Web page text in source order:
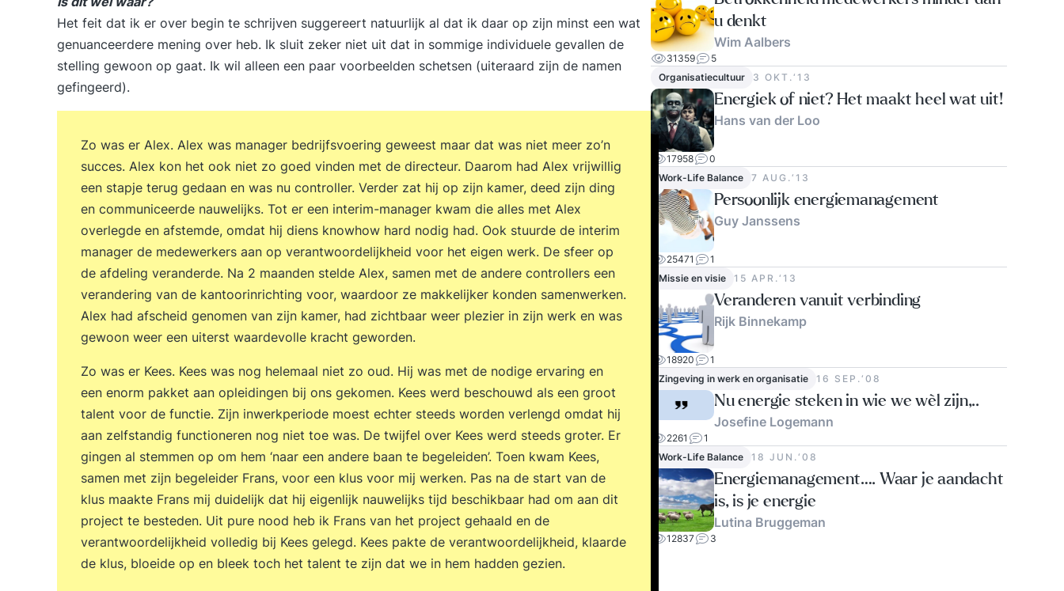
Het feit dat ik er over begin te schrijven suggereert natuurlijk al dat ik daar op zijn minst een wat
genuanceerdere mening over heb. Ik sluit zeker niet uit dat in sommige individuele gevallen de
stelling gewoon op gaat. Ik wil alleen een paar voorbeelden schetsen (uiteraard zijn de namen
gefingeerd).
Zo was er Alex. Alex was manager bedrijfsvoering geweest maar dat was niet meer zo’n
succes. Alex kon het ook niet zo goed vinden met de directeur. Daarom had Alex vrijwillig
een stapje terug gedaan en was nu controller. Verder zat hij op zijn kamer, deed zijn ding
en communiceerde nauwelijks. Tot er een interim-manager kwam die alles met Alex
overlegde en afstemde, omdat hij diens knowhow hard nodig had. Ook stuurde de interim
manager de medewerkers aan op verantwoordelijkheid voor het eigen werk. De sfeer op
de afdeling veranderde. Na 2 maanden stelde Alex, samen met de andere controllers een
verandering van de kantoorinrichting voor, waardoor ze makkelijker konden samenwerken.
Alex had afscheid genomen van zijn kamer, had zichtbaar weer plezier in zijn werk en was
gewoon weer een uiterst waardevolle kracht geworden.
Zo was er Kees. Kees was nog helemaal niet zo oud. Hij was met de nodige ervaring en
een enorm pakket aan opleidingen bij ons gekomen. Kees werd beschouwd als een groot
talent voor de functie. Zijn inwerkperiode moest echter steeds worden verlengd omdat hij
aan zelfstandig functioneren nog niet toe was. De twijfel over Kees werd steeds groter. Er
gingen al stemmen op om hem ‘naar een andere baan te begeleiden’. Toen kwam Kees,
samen met zijn begeleider Frans, voor een klus voor mij werken. Pas na de start van de
klus maakte Frans mij duidelijk dat hij eigenlijk nauwelijks tijd beschikbaar had om aan dit
project te besteden. Uit pure nood heb ik Frans van het project gehaald en de
verantwoordelijkheid volledig bij Kees gelegd. Kees pakte de verantwoordelijkheid, klaarde
de klus, bloeide op en bleek toch het talent te zijn dat we in hem hadden gezien.
u denkt
Wim Aalbers
31359
5
Organisatiecultuur
3 OKT.‘13
Energiek of niet? Het maakt heel wat uit!
Hans van der Loo
17958
0
Work-Life Balance
7 AUG.‘13
Persoonlijk energiemanagement
Guy Janssens
25471
1
Missie en visie
15 APR.‘13
Veranderen vanuit verbinding
Rijk Binnekamp
18920
1
Zingeving in werk en organisatie
16 SEP.‘08
Nu energie steken in wie we wèl zijn,..
Josefine Logemann
2261
1
Work-Life Balance
18 JUN.‘08
Energiemanagement…. Waar je aandacht
is, is je energie
Lutina Bruggeman
12837 3